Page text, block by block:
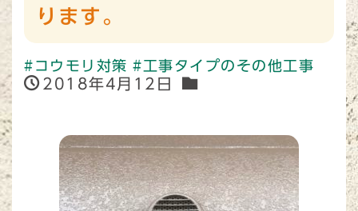
ります。
#コウモリ対策 #工事タイプのその他工事
2018年4月12日